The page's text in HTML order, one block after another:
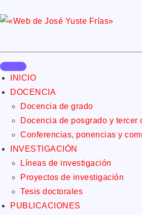
INICIO
DOCENCIA
Docencia de grado
Docencia de posgrado y tercer
Conferencias, ponencias y
INVESTIGACIÓN
Líneas de investigación
Proyectos de investigación
Tesis doctorales
PUBLICACIONES